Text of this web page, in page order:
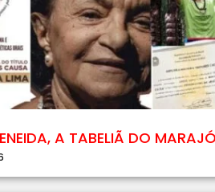
A TABELIÃ DO